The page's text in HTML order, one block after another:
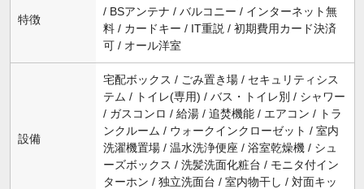
特徴
/ BSアンテナ / バルコニー / インターネット無
料 / カードキー / IT重説 / 初期費用カード決済
可 / オール洋室
設備
宅配ボックス / ごみ置き場 / セキュリティシス
テム / トイレ(専用) / バス・トイレ別 / シャワー
/ ガスコンロ / 給湯 / 追焚機能 / エアコン / トラ
ンクルーム / ウォークインクローゼット / 室内
洗濯機置場 / 温水洗浄便座 / 浴室乾燥機 / シュ
ーズボックス / 洗髪洗面化粧台 / モニタ付イン
ターホン / 独立洗面台 / 室内物干し / 対面キッ